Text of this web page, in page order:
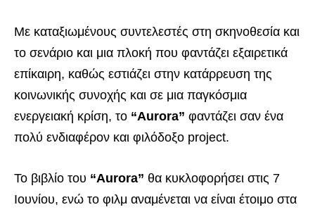
Με καταξιωμένους συντελεστές στη σκηνοθεσία και
το σενάριο και μια πλοκή που φαντάζει εξαιρετικά
επίκαιρη, καθώς εστιάζει στην κατάρρευση της
κοινωνικής συνοχής και σε μια παγκόσμια
ενεργειακή κρίση, το “Aurora” φαντάζει σαν ένα
πολύ ενδιαφέρον και φιλόδοξο project.
Το βιβλίο του “Aurora” θα κυκλοφορήσει στις 7
Ιουνίου, ενώ το φιλμ αναμένεται να είναι έτοιμο στα